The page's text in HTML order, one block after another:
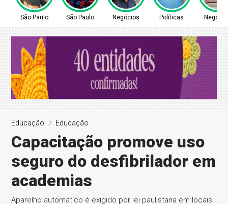
São Paulo São Paulo Negócios Políticas
Educação Educação
Capacitação promove uso
seguro do desfibrilador em
academias
Aparelho automático é exigido por lei paulistana em locais